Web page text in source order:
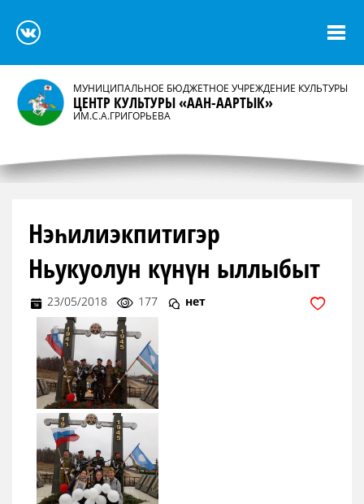
МУНИЦИПАЛЬНОЕ БЮДЖЕТНОЕ УЧРЕЖДЕНИЕ КУЛЬТУРЫ
ЦЕНТР КУЛЬТУРЫ «ААН-ААРТЫК»
ИМ.С.А.ГРИГОРЬЕВА
Нэһилиэкпитигэр
Ньукуолун күнүн ыллыбыт
23/05/2018 177 нет